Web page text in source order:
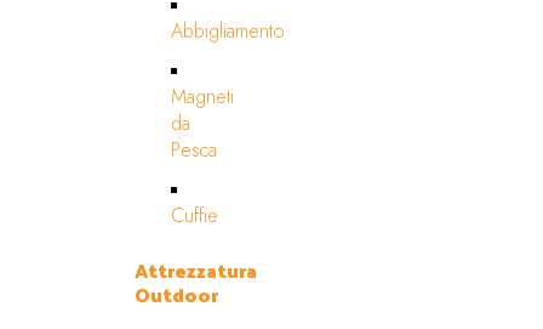
Abbigliamento
Magneti
da
Pesca
Cuffie
Attrezzatura
Outdoor